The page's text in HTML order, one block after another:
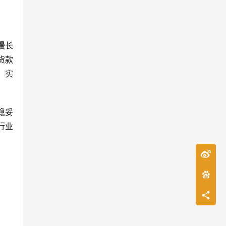
长
款
实
妥
业